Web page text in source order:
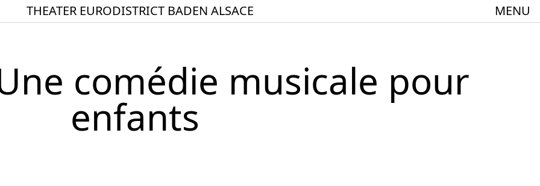
THEATER EURODISTRICT BADEN ALSACE MENU
Startseite
ACTO – Städte und Gemeindebund-Theater Oberrhein
Aktuelles
Junges Theater
comédie musicale pour
enfants